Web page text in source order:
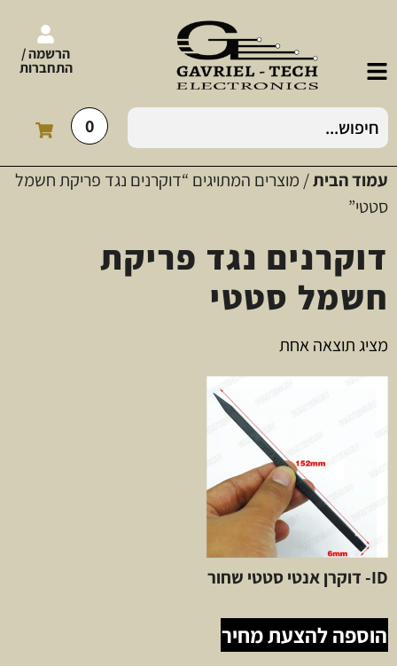
הרשמה /
התחברות
0
עמוד הבית/ מוצרים המתויגים “דוקרנים נגד פריקת חשמל
סטטי”
דוקרנים נגד פריקת
חשמל סטטי
מציג תוצאה אחת
ID- דוקרן אנטי סטטי שחור
הוספה להצעת מחיר